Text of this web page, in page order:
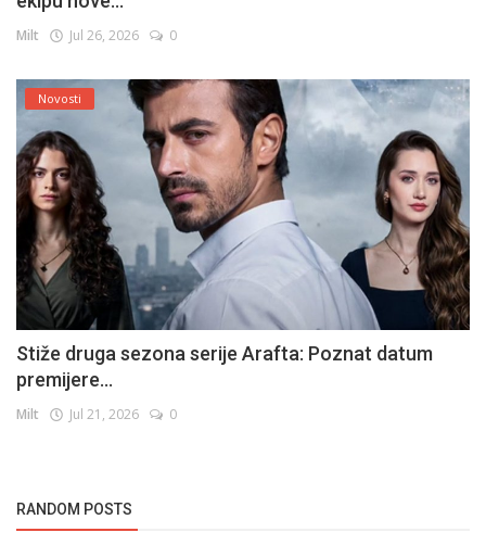
Milt Jul 26, 2026 0
Novosti
Stiže druga sezona serije Arafta: Poznat datum
premijere...
Milt Jul 21, 2026 0
RANDOM POSTS